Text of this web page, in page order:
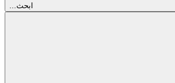
...ابحث